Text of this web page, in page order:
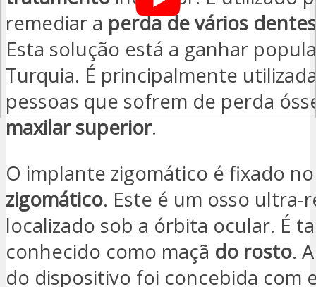
remediar a perda de vários dentes
Esta solução está a ganhar
Turquia. É principalmente
pessoas que sofrem de perda
maxilar superior.
O implante zigomático é fixado
zigomático. Este é um osso ultra-
localizado sob a órbita ocular. É
conhecido como maçã do rosto.
do dispositivo foi concebida com